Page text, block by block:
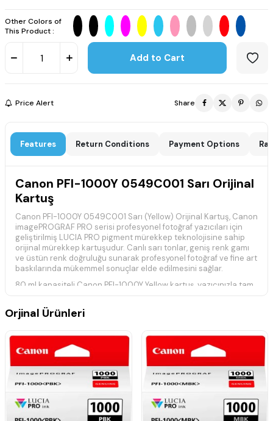
Other Colors of
This Product :
Add to Cart
Price Alert Share
Features Return Conditions Payment Options
Canon PFI-1000Y 0549C001 Sarı Orijinal
Kartuş
Canon PFI-1000Y 0549C001 Sarı (Yellow) Orijinal Kartuş, Canon
imagePROGRAF PRO serisi profesyonel fotoğraf yazıcıları için
geliştirilmiş LUCIA PRO pigment mürekkep teknolojisine sahip
orijinal mürekkep kartuşudur. Canlı sarı tonlar, geniş renk gamı
ve üstün renk doğruluğu sunarak profesyonel fotoğraf ve fine art
baskılarında mükemmel sonuçlar elde edilmesini sağlar.
80 ml kapasiteli Canon PFI-1000Y Yellow kartuş, yazıcınızla tam
korur ve ilk baskıdan son baskıya kadar yüksek baskı kalitesini
korur. :contentReference[oaicite:0]{index=0}
Teknik Özellikler
Marka: Canon
Ürün Kodu:0549C001
Renk:Sarı (Yellow)
Ürün Tipi:
Orijinal Kartuş
Mürekkep Teknolojisi:LUCIA PRO Pigment Mürekkep
Orjinal Ürünleri